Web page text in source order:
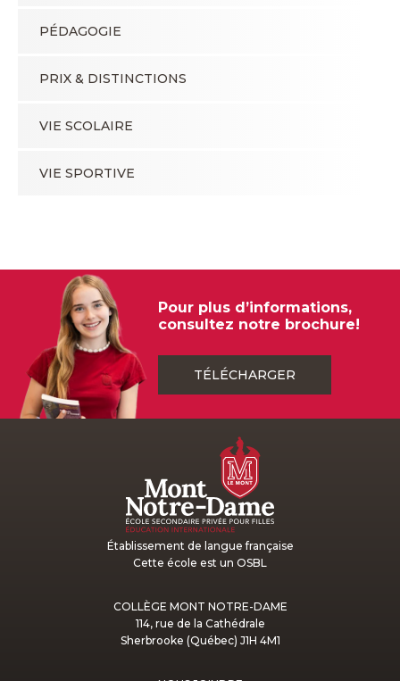
PÉDAGOGIE
PRIX & DISTINCTIONS
VIE SCOLAIRE
VIE SPORTIVE
Pour plus d’informations,
consultez notre brochure!
TÉLÉCHARGER
Établissement de langue française
Cette école est un OSBL
COLLÈGE MONT NOTRE-DAME
114, rue de la Cathédrale
Sherbrooke (Québec) J1H 4M1